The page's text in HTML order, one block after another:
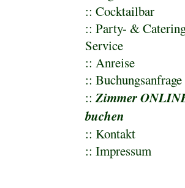
:: Cocktailbar
:: Party- &
Service
:: Anreise
:: Buchungsanfrage
::Zimmer
buchen
:: Kontakt
:: Impressum